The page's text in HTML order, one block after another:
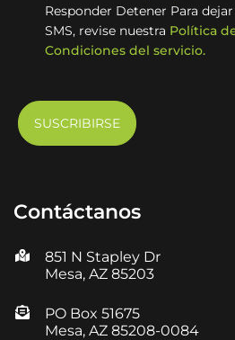
Responder Detener Para
SMS, revise nuestra Política
Condiciones del servicio.
Contáctanos
851 N Stapley Dr
Mesa, AZ 85203
PO Box 51675
Mesa, AZ 85208-0084